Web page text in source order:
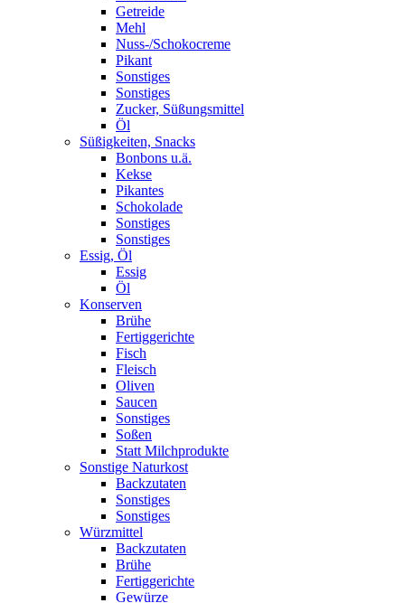
Getreide
Mehl
Nuss-/Schokocreme
Pikant
Sonstiges
Sonstiges
Zucker, Süßungsmittel
Öl
Süßigkeiten, Snacks
Bonbons u.ä.
Kekse
Pikantes
Schokolade
Sonstiges
Sonstiges
Essig, Öl
Essig
Öl
Konserven
Brühe
Fertiggerichte
Fisch
Fleisch
Oliven
Saucen
Sonstiges
Soßen
Statt Milchprodukte
Sonstige Naturkost
Backzutaten
Sonstiges
Sonstiges
Würzmittel
Backzutaten
Brühe
Fertiggerichte
Gewürze